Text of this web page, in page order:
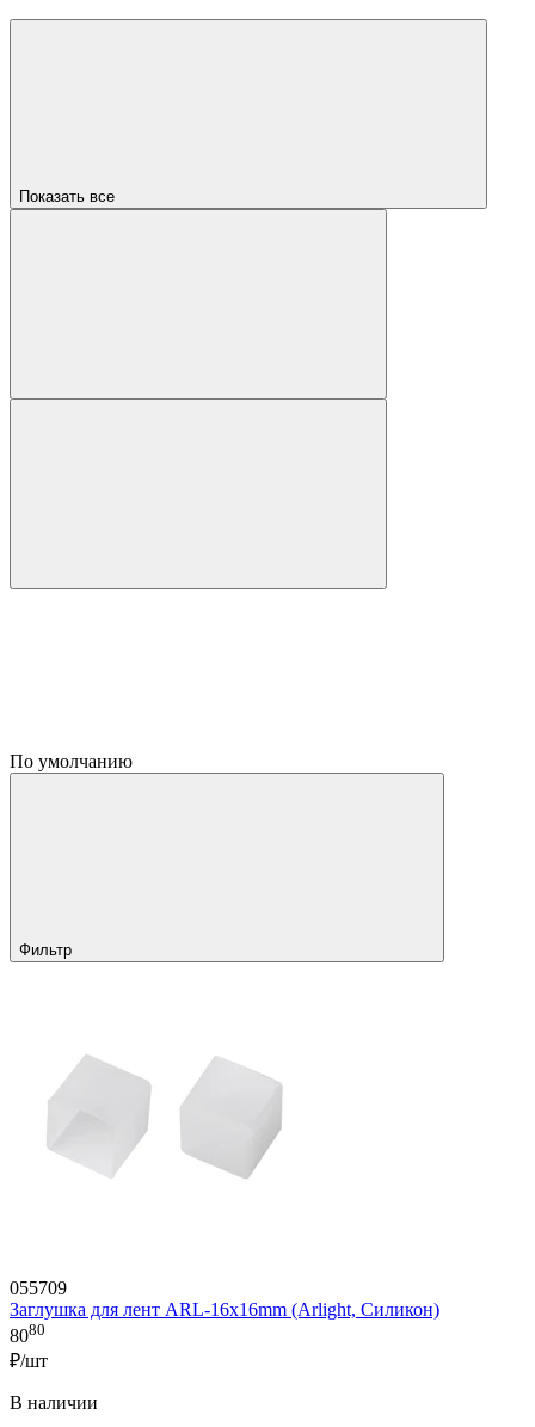
Показать все
По умолчанию
Фильтр
055709
Заглушка для лент ARL-16x16mm (Arlight, Силикон)
8080
₽/шт
В наличии